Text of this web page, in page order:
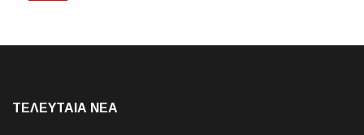
ΤΕΛΕΥΤΑΙΑ NEA